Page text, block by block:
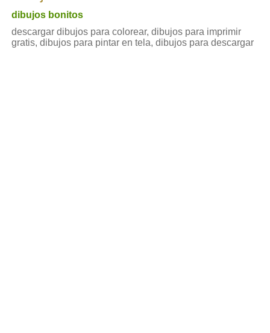
dibujos bonitos
descargar dibujos para colorear, dibujos para imprimir
gratis, dibujos para pintar en tela, dibujos para descargar